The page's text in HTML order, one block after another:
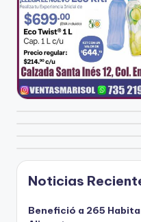
Noticias
Benefició a 265